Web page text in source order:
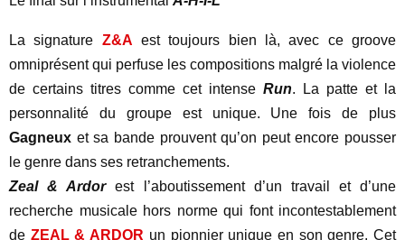
La signature Z&A est toujours bien là, avec ce groove
omniprésent qui perfuse les compositions malgré la violence
de certains titres comme cet intense Run. La patte et la
personnalité du groupe est unique. Une fois de plus
Gagneux et sa bande prouvent qu’on peut encore pousser
le genre dans ses retranchements.
Zeal & Ardorest l’aboutissement d’un travail et d’une
recherche musicale hors norme qui font incontestablement
de ZEAL & ARDOR un pionnier unique en son genre. Cet